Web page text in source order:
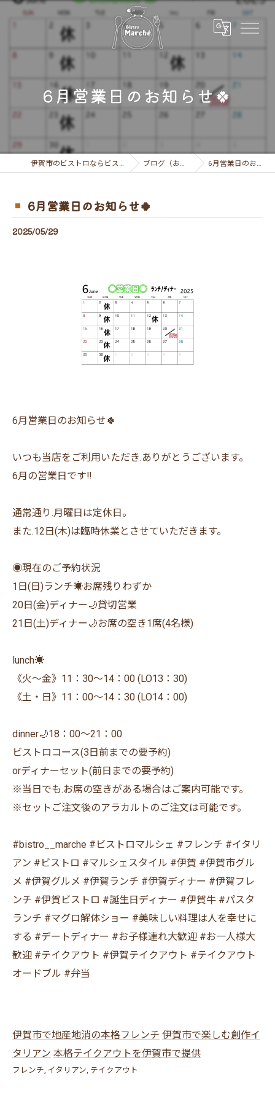
6月営業日のお知らせ🍀
伊賀市のビストロならビストロ マルシェ ブログ（お知らせ） 6月営業日のお知らせ🍀
6月営業日のお知らせ🍀
2025/05/29
6月営業日のお知らせ🍀
いつも当店をご利用いただき.ありがとうございます。
6月の営業日です‼︎
通常通り.月曜日は定休日。
また.12日(木)は臨時休業とさせていただきます。
◉現在のご予約状況
1日(日)ランチ☀️お席残りわずか
20日(金)ディナー🌙貸切営業
21日(土)ディナー🌙お席の空き1席(4名様)
lunch☀️
《火〜金》11：30〜14：00 (LO13：30)
《土・日》11：00〜14：30 (LO14：00)
dinner🌙18：00〜21：00
ビストロコース(3日前までの要予約)
orディナーセット(前日までの要予約)
※当日でも.お席の空きがある場合はご案内可能です。
※セットご注文後のアラカルトのご注文は可能です。
#bistro__marche #ビストロマルシェ #フレンチ #イタリ
アン #ビストロ #マルシェスタイル #伊賀 #伊賀市グル
メ #伊賀グルメ #伊賀ランチ #伊賀ディナー #伊賀フレ
ンチ #伊賀ビストロ #誕生日ディナー #伊賀牛 #パスタ
ランチ #マグロ解体ショー #美味しい料理は人を幸せに
する #デートディナー #お子様連れ大歓迎 #お一人様大
歓迎 #テイクアウト #伊賀テイクアウト #テイクアウト
オードブル #弁当
伊賀市で地産地消の本格フレンチ 伊賀市で楽しむ創作イ
タリアン 本格テイクアウトを伊賀市で提供
フレンチ イタリアン テイクアウト